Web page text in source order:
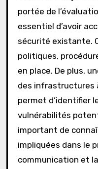
portée de
essentiel d’avoir
sécurité existante.
politiques,
en place. De plus,
des infrastructures
permet d’identifier
vulnérabilités
important de
impliquées dans le
communication et